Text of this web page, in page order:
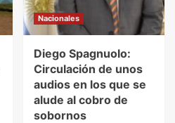
Nacionales
Diego Spagnuolo:
Circulación de unos
audios en los que se
alude al cobro de
sobornos